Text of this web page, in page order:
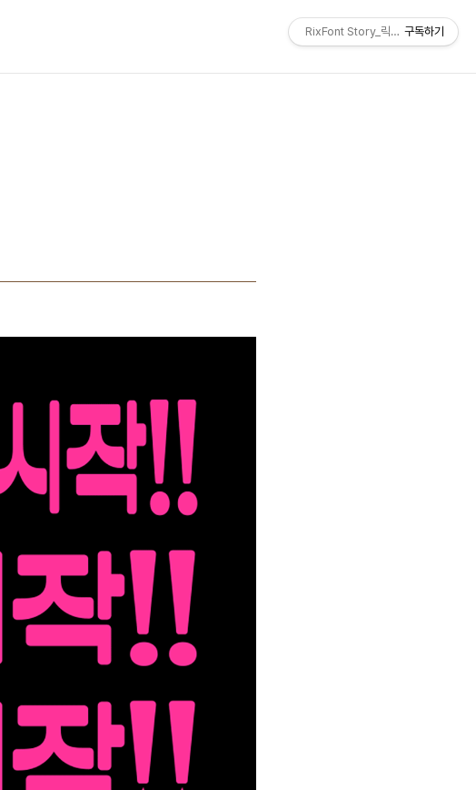
RixFont Story_릭스폰트 블로그
구독하기